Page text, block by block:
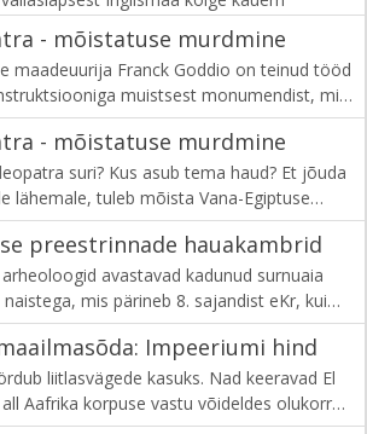
ja ühe edukama monarhini - uurime
I pärandit läbi tema keerulise sideme oma
Boleyniga.
- mõistatuse murdmine
maadeuurija Franck Goddio on teinud tööd
muistsest monumendist, mis
Selleks on Egiptuse viimase
Kleopatra templi jäänused.
- mõistatuse murdmine
suri? Kus asub tema haud? Et jõuda
lähemale, tuleb mõista Vana-Egiptuse
Juhtivad eksperdid aitavad meil
Kleopatra ajastu traditsioone.
preestrinnade hauakambrid
avastavad kadunud surnuaia
naistega, mis pärineb 8. sajandist eKr, kui
juhtisid Egiptust ja võimu jagati
naisega.
Impeeriumi hind
liitlasvägede kasuks. Nad keeravad El
Aafrika korpuse vastu võideldes olukorra
jaapanlased saavad lüüa Guadalcanalil